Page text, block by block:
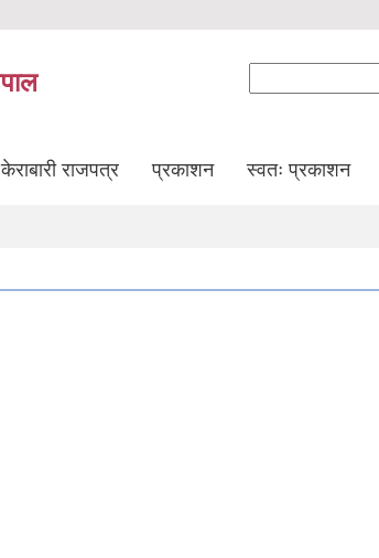
केराबारी राजपत्र प्रकाशन स्वतः प्रकाशन